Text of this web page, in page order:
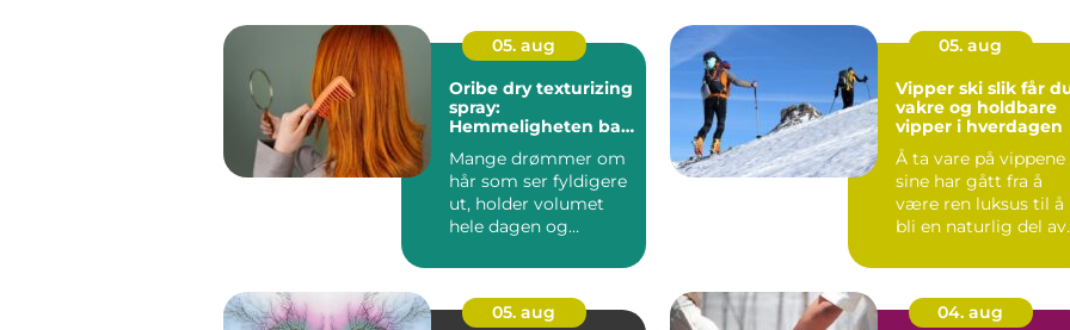
05. aug
Oribe dry texturizing
spray:
Hemmeligheten bak
Mange drømmer om
hår som ser fyldigere
ut, holder volumet
hele dagen og
05. aug
Vipper ski slik får du
vakre og holdbare
vipper i hverdagen
Å ta vare på vippene
sine har gått fra å
være ren luksus til å
bli en naturlig del av
05. aug
04. aug